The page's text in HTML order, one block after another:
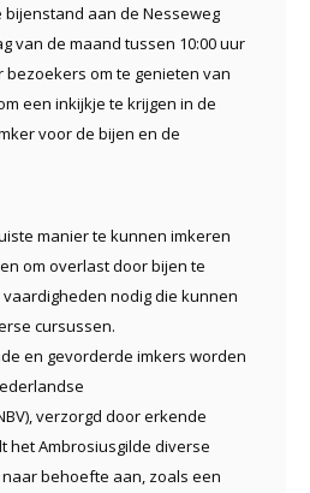
bijenstand aan de Nesseweg
van de maand tussen 10:00 uur
bezoekers om te genieten van
een inkijkje te krijgen in de
voor de bijen en de
manier te kunnen imkeren
om overlast door bijen te
nodig die kunnen
cursussen.
en gevorderde imkers worden
verzorgd door erkende
het Ambrosiusgilde diverse
behoefte aan, zoals een